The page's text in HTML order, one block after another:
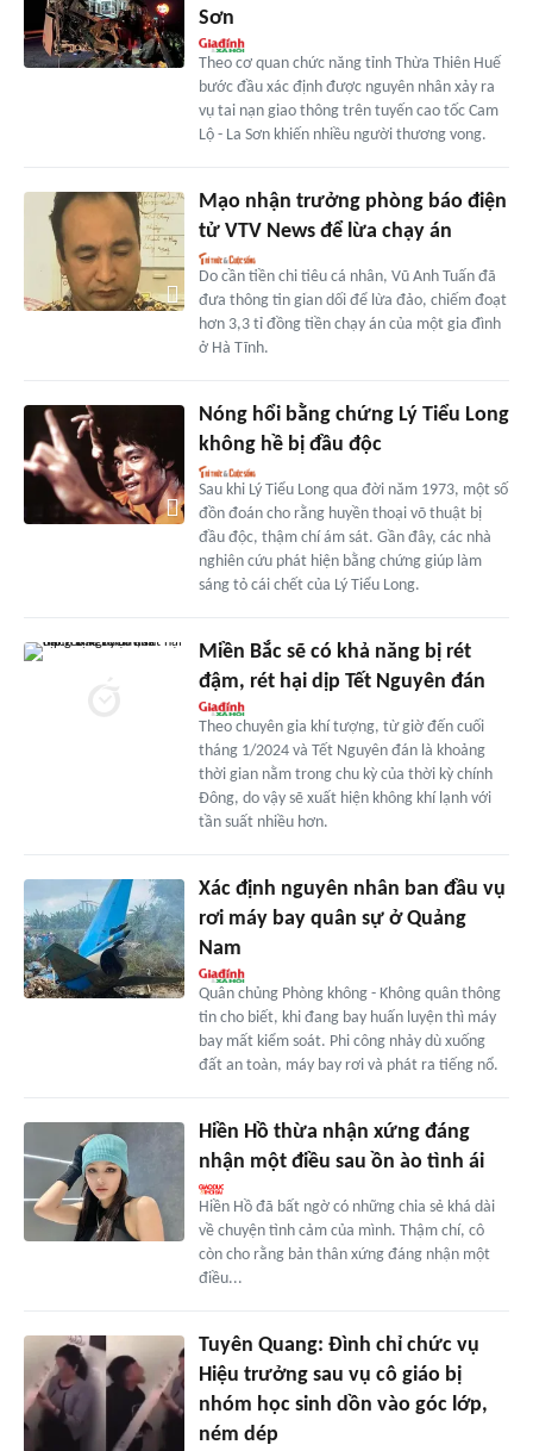
Sơn
Theo cơ quan chức năng tỉnh Thừa Thiên Huế
bước đầu xác định được nguyên nhân xảy ra
vụ tai nạn giao thông trên tuyến cao tốc Cam
Lộ - La Sơn khiến nhiều người thương vong.
Mạo nhận trưởng phòng báo điện
tử VTV News để lừa chạy án
Do cần tiền chi tiêu cá nhân, Vũ Anh Tuấn đã
đưa thông tin gian dối để lừa đảo, chiếm đoạt
hơn 3,3 tỉ đồng tiền chạy án của một gia đình
ở Hà Tĩnh.
Nóng hổi bằng chứng Lý Tiểu Long
không hề bị đầu độc
Sau khi Lý Tiểu Long qua đời năm 1973, một số
đồn đoán cho rằng huyền thoại võ thuật bị
đầu độc, thậm chí ám sát. Gần đây, các nhà
nghiên cứu phát hiện bằng chứng giúp làm
sáng tỏ cái chết của Lý Tiểu Long.
Miền Bắc sẽ có khả năng bị rét
đậm, rét hại dịp Tết Nguyên đán
Theo chuyên gia khí tượng, từ giờ đến cuối
tháng 1/2024 và Tết Nguyên đán là khoảng
thời gian nằm trong chu kỳ của thời kỳ chính
Đông, do vậy sẽ xuất hiện không khí lạnh với
tần suất nhiều hơn.
Xác định nguyên nhân ban đầu vụ
rơi máy bay quân sự ở Quảng
Nam
Quân chủng Phòng không - Không quân thông
tin cho biết, khi đang bay huấn luyện thì máy
bay mất kiểm soát. Phi công nhảy dù xuống
đất an toàn, máy bay rơi và phát ra tiếng nổ.
Hiền Hồ thừa nhận xứng đáng
nhận một điều sau ồn ào tình ái
Hiền Hồ đã bất ngờ có những chia sẻ khá dài
về chuyện tình cảm của mình. Thậm chí, cô
còn cho rằng bản thân xứng đáng nhận một
điều...
Tuyên Quang: Đình chỉ chức vụ
Hiệu trưởng sau vụ cô giáo bị
nhóm học sinh dồn vào góc lớp,
ném dép